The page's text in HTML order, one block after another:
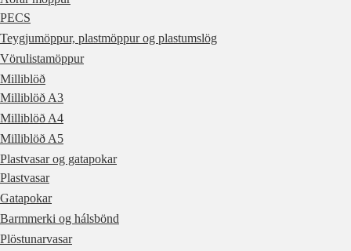
PECS
Teygjumöppur, plastmöppur og plastumslög
Vörulistamöppur
Milliblöð
Milliblöð A3
Milliblöð A4
Milliblöð A5
Plastvasar og gatapokar
Plastvasar
Gatapokar
Barmmerki og hálsbönd
Plöstunarvasar